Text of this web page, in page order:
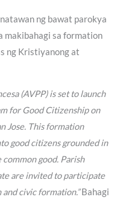
ng bawat parokya
makibahagi sa formation
ng Kristiyanong at
(AVPP) is set to launch
for Good Citizenship on
Jose. This formation
good citizens grounded in
good. Parish
are invited to participate
civic formation.”Bahagi